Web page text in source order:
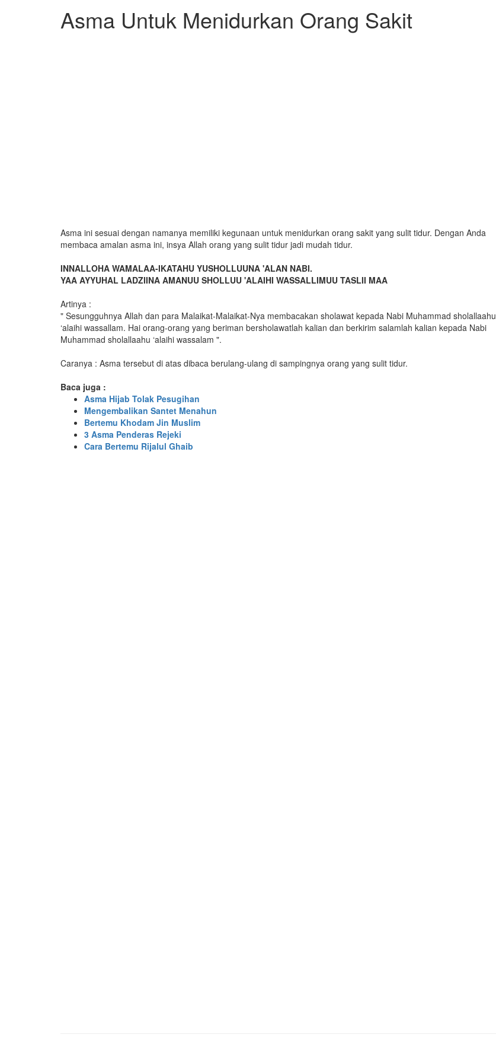
Asma Untuk Menidurkan Orang Sakit
Asma ini sesuai dengan namanya memiliki kegunaan untuk menidurkan orang sakit yang sulit tidur. Dengan Anda
membaca amalan asma ini, insya Allah orang yang sulit tidur jadi mudah tidur.
INNALLOHA WAMALAA-IKATAHU YUSHOLLUUNA 'ALAN NABI.
YAA AYYUHAL LADZIINA AMANUU SHOLLUU 'ALAIHI WASSALLIMUU TASLII MAA
Artinya :
" Sesungguhnya Allah dan para Malaikat-Malaikat-Nya membacakan sholawat kepada Nabi Muhammad sholallaahu
‘alaihi wassallam. Hai orang-orang yang beriman bersholawatlah kalian dan berkirim salamlah kalian kepada Nabi
Muhammad sholallaahu ‘alaihi wassalam ".
Caranya : Asma tersebut di atas dibaca berulang-ulang di sampingnya orang yang sulit tidur.
Baca juga :
Asma Hijab Tolak Pesugihan
Mengembalikan Santet Menahun
Bertemu Khodam Jin Muslim
3 Asma Penderas Rejeki
Cara Bertemu Rijalul Ghaib